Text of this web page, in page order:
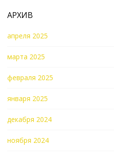
АРХИВ
апреля 2025
марта 2025
февраля 2025
января 2025
декабря 2024
ноября 2024